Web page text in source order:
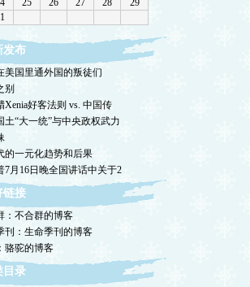
发布
美国里通外国的叛徒们
别
Xenia好客法则 vs. 中国传
土“大一统”与中央政权武力
的一元化趋势和后果
7月16日晚全国讲话中关于2
链接
：不合群的博客
刊：生命季刊的博客
骆驼的博客
目录